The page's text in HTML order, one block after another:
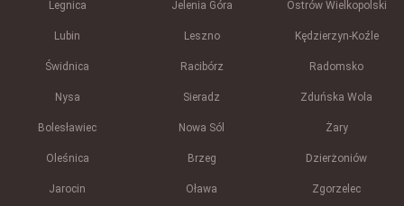
Legnica Jelenia Góra Ostrów Wielkopolski
Lubin Leszno Kędzierzyn-Koźle
Świdnica Racibórz Radomsko
Nysa Sieradz Zduńska Wola
Bolesławiec Nowa Sól Żary
Oleśnica Brzeg Dzierżoniów
Jarocin Oława Zgorzelec